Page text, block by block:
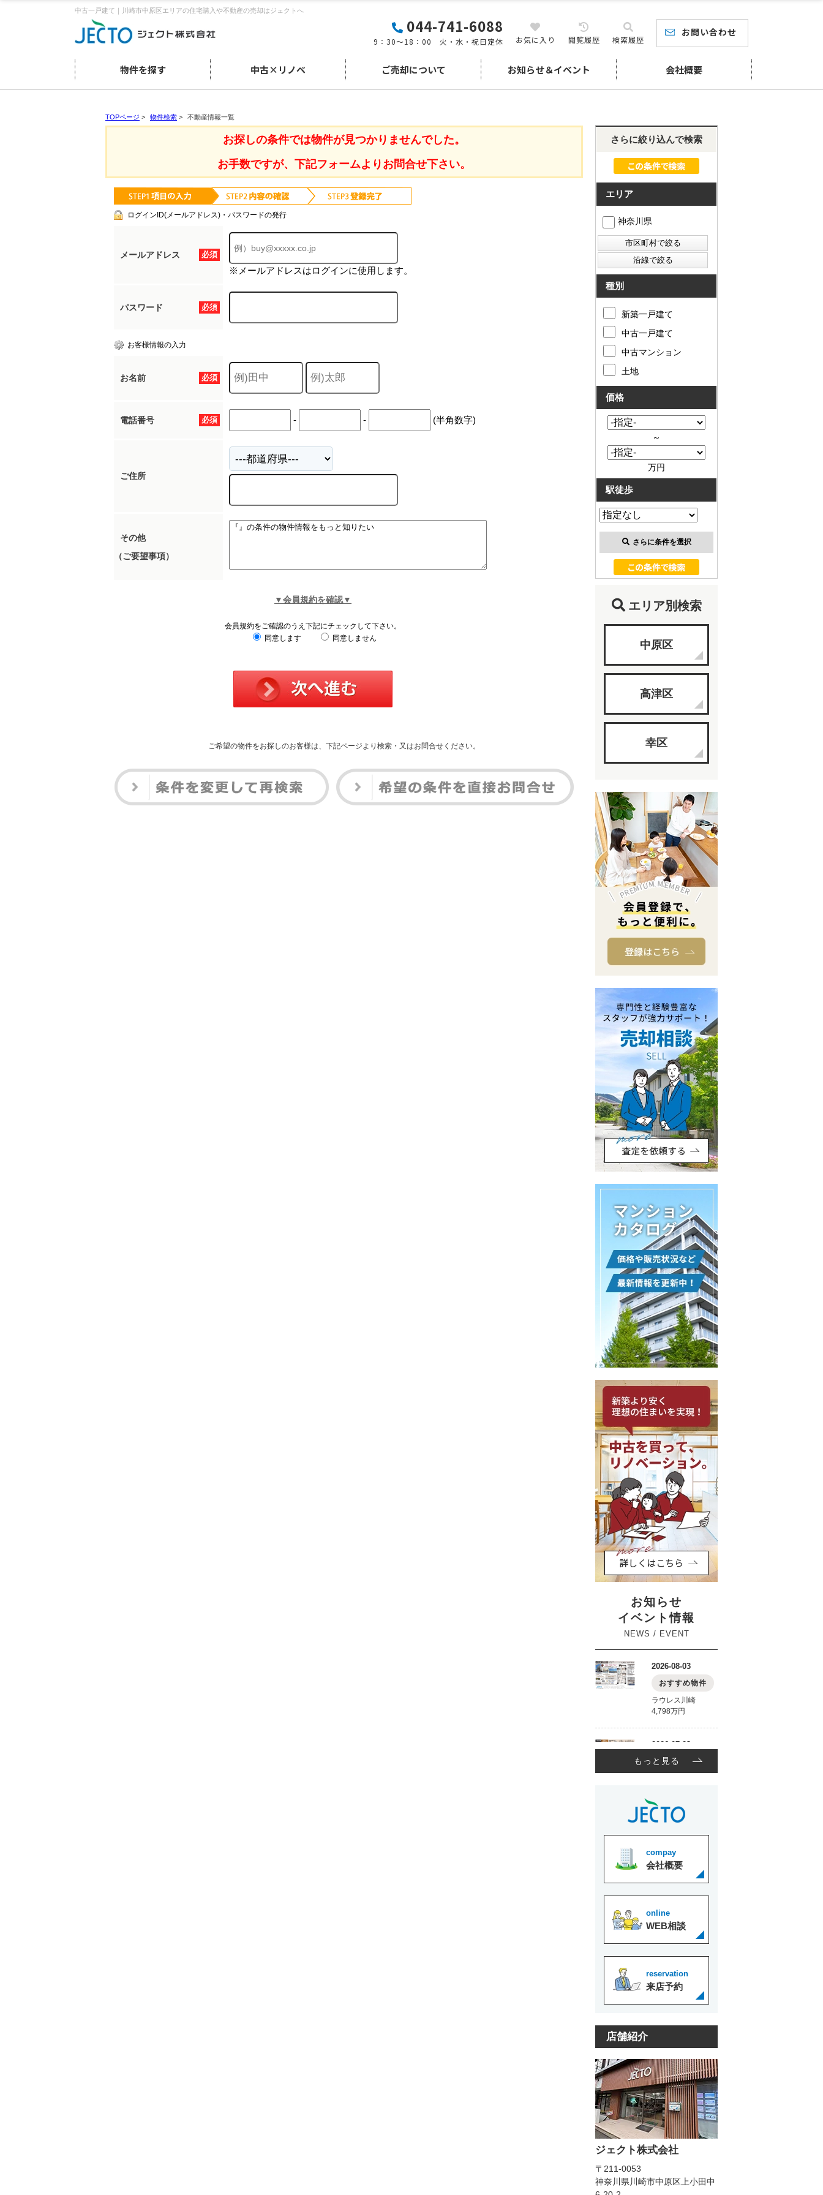
中古一戸建て｜川崎市中原区エリアの住宅購入や不動産の売却はジェクトへ
044-741-6088
9：30～18：00 火・水・祝日定休 お気に入り 閲覧履歴 検索履歴
お問い合わせ
物件を探す 中古×リノベ ご売却について お知らせ＆イベント 会社概要
TOPページ > 物件検索 > 不動産情報一覧
お探しの条件では物件が見つかりませんでした。
お手数ですが、下記フォームよりお問合せ下さい。
ログインID(メールアドレス)・パスワードの発行
必須
メールアドレス
※メールアドレスはログインに使用します。
必須
パスワード
お客様情報の入力
必須
お名前
必須
電話番号 - - (半角数字)
ご住所
その他
（ご要望事項）
▼会員規約を確認▼
会員規約をご確認のうえ下記にチェックして下さい。
同意します
同意しません
ご希望の物件をお探しのお客様は、下記ページより検索・又はお問合せください。
さらに絞り込んで検索
エリア
神奈川県
種別
新築一戸建て
中古一戸建て
中古マンション
土地
価格
～
万円
駅徒歩
さらに条件を選択
エリア別検索
中原区
高津区
幸区
お知らせ
イベント情報
NEWS / EVENT
もっと見る
compay
会社概要
online
WEB相談
reservation
来店予約
店舗紹介
ジェクト株式会社
〒211-0053
神奈川県川崎市中原区上小田中